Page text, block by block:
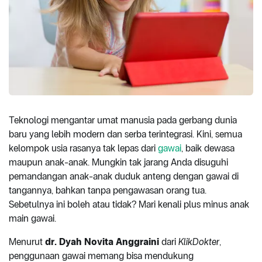
Teknologi mengantar umat manusia pada gerbang dunia
baru yang lebih modern dan serba terintegrasi. Kini, semua
kelompok usia rasanya tak lepas dari gawai, baik dewasa
maupun anak-anak. Mungkin tak jarang Anda disuguhi
pemandangan anak-anak duduk anteng dengan gawai di
tangannya, bahkan tanpa pengawasan orang tua.
Sebetulnya ini boleh atau tidak? Mari kenali plus minus anak
main gawai.
Menurut dr. Dyah Novita Anggraini dari KlikDokter,
penggunaan gawai memang bisa mendukung